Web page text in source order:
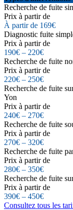
Recherche de fuite
Prix à partir de
À partir de 169€
Diagnostic fuite
Prix à partir de
190€ – 220€
Recherche de fuite
Prix à partir de
220€ – 250€
Recherche de fuite
Yon
Prix à partir de
240€ – 270€
Recherche de fuite
Prix à partir de
270€ – 320€
Recherche de fuite
Prix à partir de
280€ – 350€
Recherche de fuite
Prix à partir de
390€ – 450€
Consultez tous les